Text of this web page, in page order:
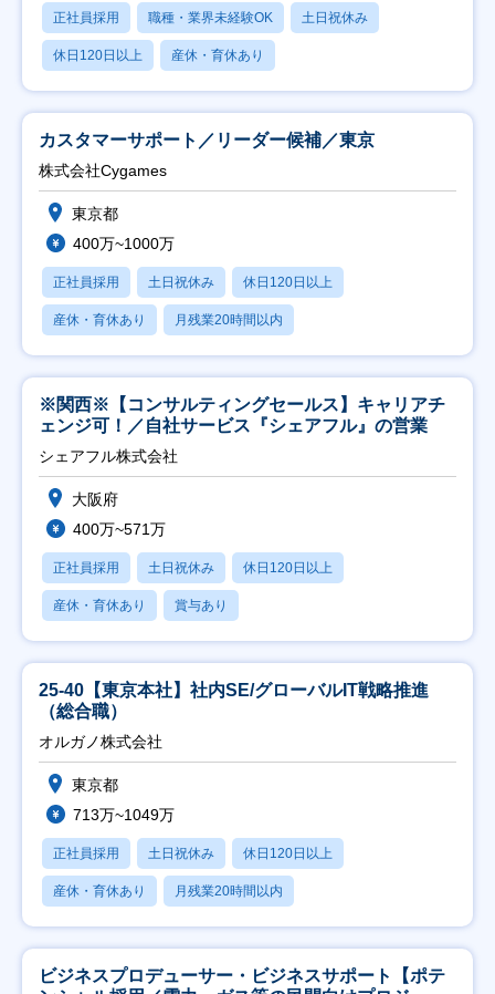
正社員採用 職種・業界未経験OK 土日祝休み
休日120日以上 産休・育休あり
カスタマーサポート／リーダー候補／東京
株式会社Cygames
東京都
400万~1000万
正社員採用 土日祝休み 休日120日以上
産休・育休あり 月残業20時間以内
※関西※【コンサルティングセールス】キャリアチ
ェンジ可！／自社サービス『シェアフル』の営業
シェアフル株式会社
大阪府
400万~571万
正社員採用 土日祝休み 休日120日以上
産休・育休あり 賞与あり
25-40【東京本社】社内SE/グローバルIT戦略推進
（総合職）
オルガノ株式会社
東京都
713万~1049万
正社員採用 土日祝休み 休日120日以上
産休・育休あり 月残業20時間以内
ビジネスプロデューサー・ビジネスサポート【ポテ